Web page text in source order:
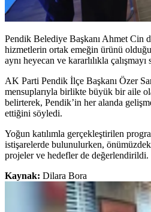
Pendik Belediye Başkanı Ahmet Cin
hizmetlerin ortak emeğin ürünü
aynı heyecan ve kararlılıkla
AK Parti Pendik İlçe Başkanı Özer
mensuplarıyla birlikte büyük bir aile
belirterek, Pendik’in her alanda
ettiğini söyledi.
Yoğun katılımla gerçekleştirilen
istişarelerde bulunulurken,
projeler ve hedefler de değerlendirildi.
Kaynak: Dilara Bora